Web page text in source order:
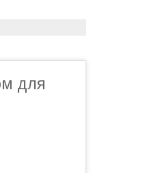
для